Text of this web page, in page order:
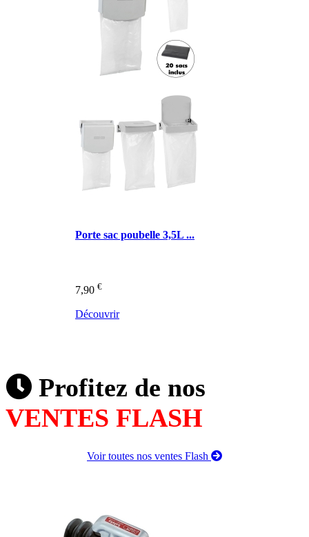
Porte sac poubelle 3,5L ...
7,90 €
Découvrir
Profitez de nos
VENTES FLASH
Voir toutes nos ventes Flash